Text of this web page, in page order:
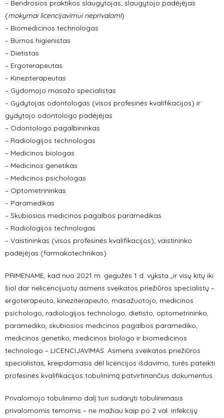
– Bendrosios praktikos slaugytojas; slaugytojo padėjėjas
(mokymai licencijavimui neprivalomi)
– Biomedicinos technologas
– Burnos higienistas
– Dietistas
– Ergoterapeutas
– Kineziterapeutas
– Gydomojo masažo specialistas
– Gydytojas odontologas (visos profesinės kvalifikacijos) ir
gydytojo odontologo padėjėjas
– Odontologo pagalbininkas
– Radiologijos technologas
– Medicinos biologas
– Medicinos genetikas
– Medicinos psichologas
– Optometrininkas
– Paramedikas
– Skubiosios medicinos pagalbos paramedikas
– Radiologijos technologas
– Vaistininkas (visos profesinės kvalifikacijos); vaistininko
padėjėjas (farmakotechnikas)
PRIMENAME, kad nuo 2021 m. gegužės 1 d. vyksta „ir visų kitų iki
šiol dar nelicencijuotų asmens sveikatos priežiūros specialistų –
ergoterapeuto, kineziterapeuto, masažuotojo, medicinos
psichologo, radiologijos technologo, dietisto, optometrininko,
paramediko, skubiosios medicinos pagalbos paramediko,
medicinos genetiko, medicinos biologo ir biomedicinos
technologo – LICENCIJAVIMAS. Asmens sveikatos priežiūros
specialistas, kreipdamasis dėl licencijos išdavimo, turės pateikti
profesinės kvalifikacijos tobulinimą patvirtinančius dokumentus.
Privalomojo tobulinimo dalį turi sudaryti tobulinimasis
privalomomis temomis – ne mažiau kaip po 2 val. infekcijų